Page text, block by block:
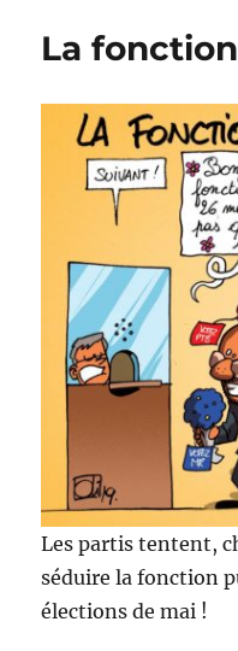
La
Les partis tentent,
séduire la fonction
élections de mai !